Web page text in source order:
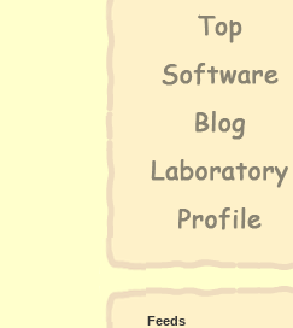
Feeds